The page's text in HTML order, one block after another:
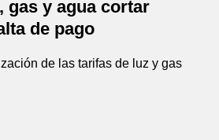
gas y agua cortar
de pago